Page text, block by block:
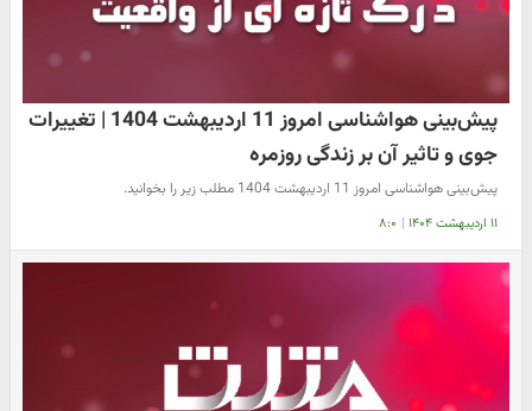
پیش‌بینی هواشناسی امروز 11 اردیبهشت 1404 | تغییرات
جوی و تاثیر آن بر زندگی روزمره
پیش‌بینی هواشناسی امروز 11 اردیبهشت 1404 مطلب زیر را بخوانید.
۱۱ اردیبهشت ۱۴۰۴ | ۸:۰